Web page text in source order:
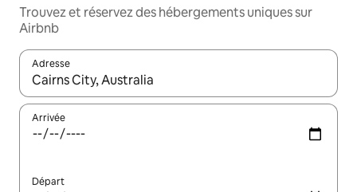
Trouvez et réservez des hébergements uniques sur
Airbnb
Adresse
Lorsque les résultats s'affichent, utilisez les flèches vers le
Arrivée
Départ